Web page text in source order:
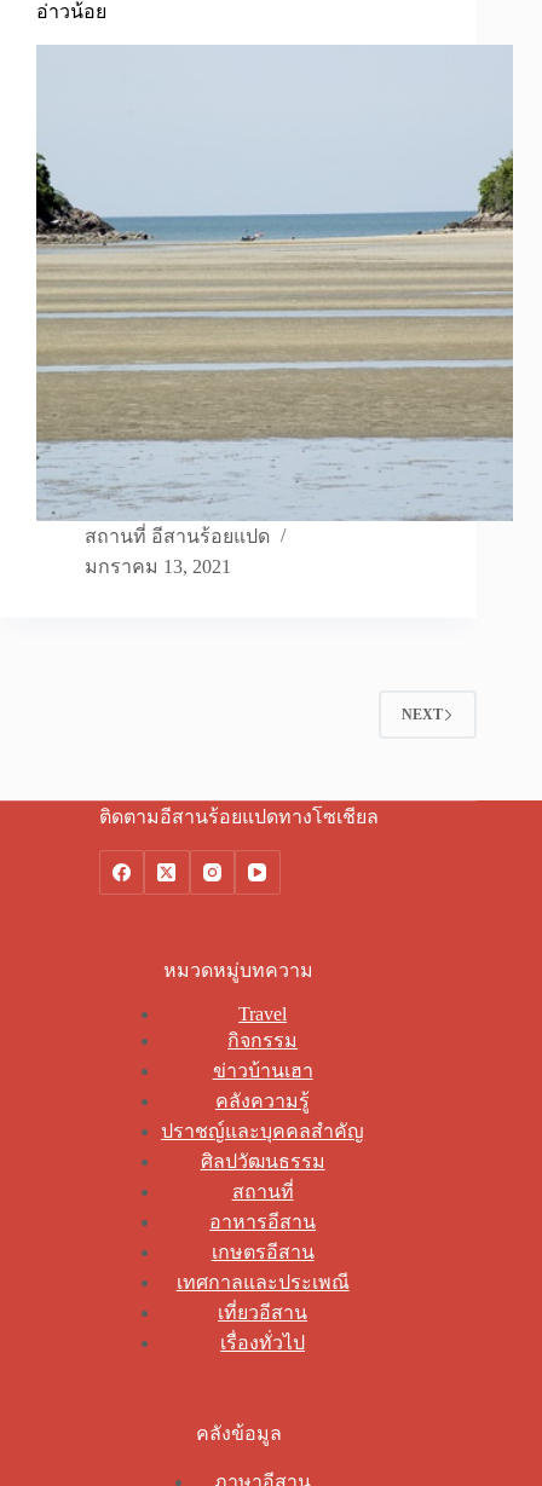
อ่าวน้อย
สถานที่ อีสานร้อยแปด
มกราคม 13, 2021
NEXT
ติดตามอีสานร้อยแปดทางโซเชียล
หมวดหมู่บทความ
Travel
กิจกรรม
ข่าวบ้านเฮา
คลังความรู้
ปราชญ์และบุคคลสำคัญ
ศิลปวัฒนธรรม
สถานที่
อาหารอีสาน
เกษตรอีสาน
เทศกาลและประเพณี
เที่ยวอีสาน
เรื่องทั่วไป
คลังข้อมูล
ภาษาอีสาน